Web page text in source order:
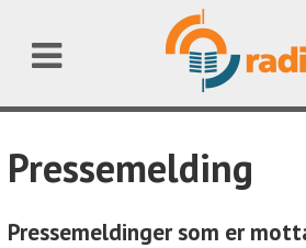
Pressemelding
Pressemeldinger som er